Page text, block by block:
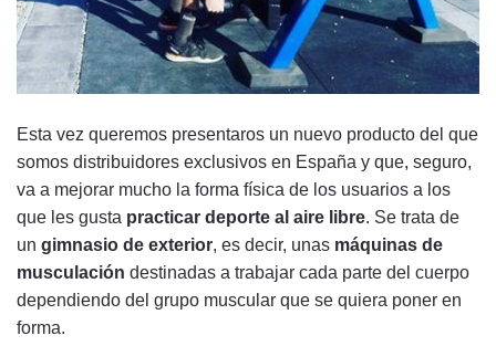
Esta vez queremos presentaros un nuevo producto del que
somos distribuidores exclusivos en España y que, seguro,
va a mejorar mucho la forma física de los usuarios a los
que les gusta practicar deporte al aire libre. Se trata de
un gimnasio de exterior, es decir, unas máquinas de
musculación destinadas a trabajar cada parte del cuerpo
dependiendo del grupo muscular que se quiera poner en
forma.